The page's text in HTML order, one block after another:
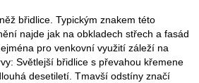
břidlice. Typickým znakem této
najde jak na obkladech střech a fasád
pro venkovní využití záleží na
Světlejší břidlice s převahou křemene
desetiletí. Tmavší odstíny značí